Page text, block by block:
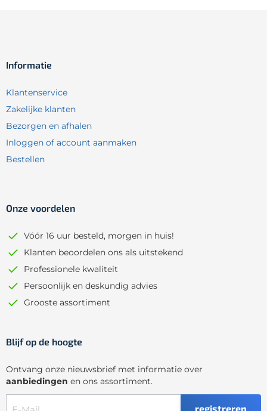
Informatie
Klantenservice
Zakelijke klanten
Bezorgen en afhalen
Inloggen of account aanmaken
Bestellen
Onze voordelen
Vóór 16 uur besteld, morgen in huis!
Klanten beoordelen ons als uitstekend
Professionele kwaliteit
Persoonlijk en deskundig advies
Grooste assortiment
Blijf op de hoogte
Ontvang onze nieuwsbrief met informatie over
aanbiedingen en ons assortiment.
registreren